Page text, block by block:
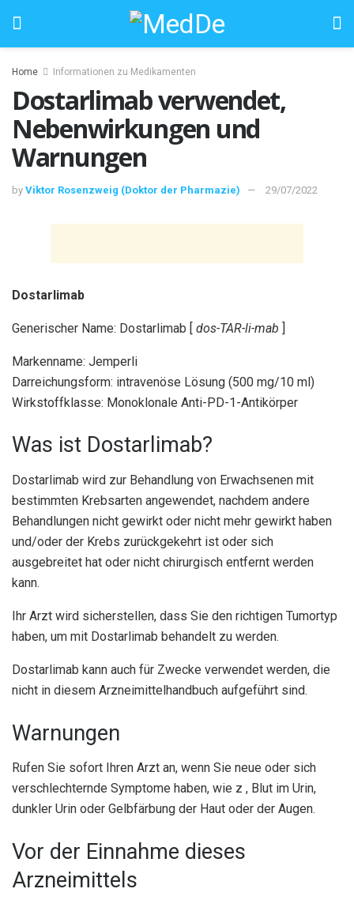
Home Informationen zu Medikamenten
Dostarlimab verwendet,
Nebenwirkungen und
Warnungen
by Viktor Rosenzweig (Doktor der Pharmazie) 29/07/2022
Dostarlimab
Generischer Name: Dostarlimab [ dos-TAR-li-mab ]
Markenname: Jemperli
Darreichungsform: intravenöse Lösung (500 mg/10 ml)
Wirkstoffklasse: Monoklonale Anti-PD-1-Antikörper
Was ist Dostarlimab?
Dostarlimab wird zur Behandlung von Erwachsenen mit
bestimmten Krebsarten angewendet, nachdem andere
Behandlungen nicht gewirkt oder nicht mehr gewirkt haben
und/oder der Krebs zurückgekehrt ist oder sich
ausgebreitet hat oder nicht chirurgisch entfernt werden
kann.
Ihr Arzt wird sicherstellen, dass Sie den richtigen Tumortyp
haben, um mit Dostarlimab behandelt zu werden.
Dostarlimab kann auch für Zwecke verwendet werden, die
nicht in diesem Arzneimittelhandbuch aufgeführt sind.
Warnungen
Rufen Sie sofort Ihren Arzt an, wenn Sie neue oder sich
verschlechternde Symptome haben, wie z , Blut im Urin,
dunkler Urin oder Gelbfärbung der Haut oder der Augen.
Vor der Einnahme dieses
Arzneimittels